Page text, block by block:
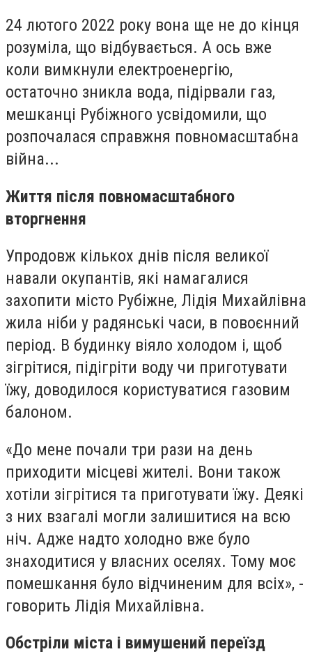
24 лютого 2022 року вона ще не до кінця
розуміла, що відбувається. А ось вже
коли вимкнули електроенергію,
остаточно зникла вода, підірвали газ,
мешканці Рубіжного усвідомили, що
розпочалася справжня повномасштабна
війна...
Життя після повномасштабного
вторгнення
Упродовж кількох днів після великої
навали окупантів, які намагалися
захопити місто Рубіжне, Лідія Михайлівна
жила ніби у радянські часи, в повоєнний
період. В будинку віяло холодом і, щоб
зігрітися, підігріти воду чи приготувати
їжу, доводилося користуватися газовим
балоном.
«До мене почали три рази на день
приходити місцеві жителі. Вони також
хотіли зігрітися та приготувати їжу. Деякі
з них взагалі могли залишитися на всю
ніч. Адже надто холодно вже було
знаходитися у власних оселях. Тому моє
помешкання було відчиненим для всіх», -
говорить Лідія Михайлівна.
Обстріли міста і вимушений переїзд